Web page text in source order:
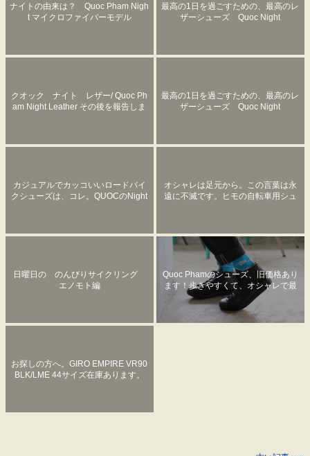
ナイトの由来は？ Quoc Pham Nigh
t マイクロファイバーモデル
最高の1日を過ごすための、最高のレ
ザーシューズ Quoc Night
クオック ナイト レザー/ Quoc Ph
am Night Leather その後を報告しま
最高の1日を過ごすための、最高のレ
ザーシューズ Quoc Night
カジュアルでカッコいいロードバイ
クシューズは、コレ。QUOCのNight
オシャレは足元から。この言葉は永
遠に不滅です。ヒモの自転車用シュ
日曜日の のんびりサイクリング
エノモト編
Quoc Phamのシューズ、旧価格あり
ます！歩きやすくて、オシャレで最
高な革のビンディングシューズ！
お探しの方へ。GIRO EMPIRE VR90
BLK/LME 44サイズ在庫あります。